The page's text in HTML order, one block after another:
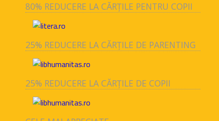
80% REDUCERE LA CĂRȚILE PENTRU COPII
25% REDUCERE LA CĂRȚILE DE PARENTING
25% REDUCERE LA CĂRȚILE DE COPII